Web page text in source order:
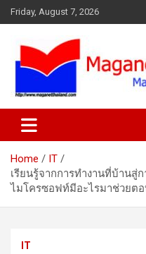
Skip
to
Friday, August 7, 2026
Home
IT
เรียนรู้จากการทำงานที่บ้านสู่
ไมโครซอฟท์มีอะไรมาช่วยต
IT